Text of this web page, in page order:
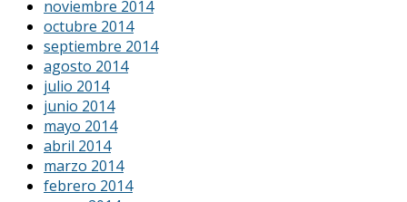
noviembre 2014
octubre 2014
septiembre 2014
agosto 2014
julio 2014
junio 2014
mayo 2014
abril 2014
marzo 2014
febrero 2014